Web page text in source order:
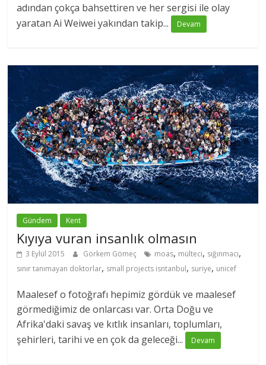
adından çokça bahsettiren ve her sergisi ile olay
yaratan Ai Weiwei yakından takip...
Devam
Gündem Kent
Kıyıya vuran insanlık olmasın
3 Eylül 2015 Görkem Gömeç moas, mülteci, sığınmacı,
sınır tanımayan doktorlar, small projects isntanbul, suriye, unicef
Maalesef o fotoğrafı hepimiz gördük ve maalesef
görmediğimiz de onlarcası var. Orta Doğu ve
Afrika'daki savaş ve kıtlık insanları, toplumları,
şehirleri, tarihi ve en çok da geleceği...
Devam